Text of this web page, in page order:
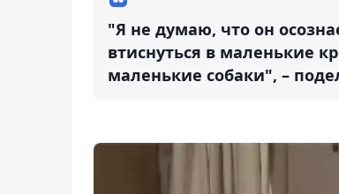
"Я не думаю, что он
втиснуться в маленькие
маленькие собаки", –